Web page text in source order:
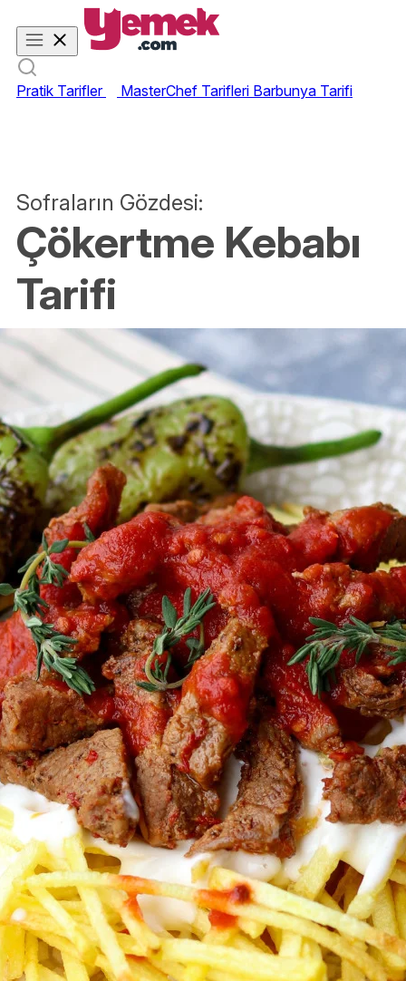
Pratik Tarifler MasterChef Tarifleri Barbunya Tarifi
Sofraların Gözdesi:
Çökertme Kebabı
Tarifi